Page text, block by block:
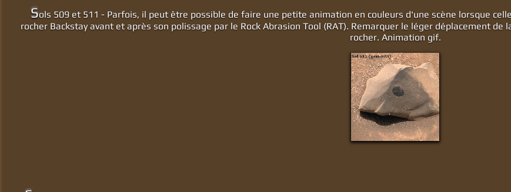
Sols 509 et 511 - Parfois, il peut être possible de faire une petite animation en couleurs d'une scène lorsque
rocher Backstay avant et après son polissage par le Rock Abrasion Tool (RAT). Remarquer le léger déplacement
rocher. Animation gif.